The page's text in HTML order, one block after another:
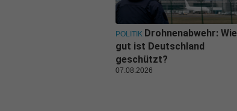
POLITIK Drohnenabwehr: Wie
gut ist Deutschland
geschützt?
07.08.2026